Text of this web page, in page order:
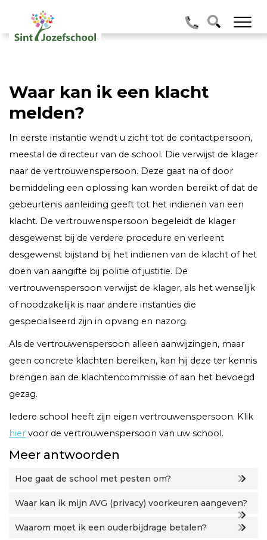
Waar kan ik een klacht
melden?
In eerste instantie wendt u zicht tot de contactpersoon,
meestal de directeur van de school. Die verwijst de klager
naar de vertrouwenspersoon. Deze gaat na of door
bemiddeling een oplossing kan worden bereikt of dat de
gebeurtenis aanleiding geeft tot het indienen van een
klacht. De vertrouwenspersoon begeleidt de klager
desgewenst bij de verdere procedure en verleent
desgewenst bijstand bij het indienen van de klacht of het
doen van aangifte bij politie of justitie. De
vertrouwenspersoon verwijst de klager, als het wenselijk
of noodzakelijk is naar andere instanties die
gespecialiseerd zijn in opvang en nazorg.
Als de vertrouwenspersoon alleen aanwijzingen, maar
geen concrete klachten bereiken, kan hij deze ter kennis
brengen aan de klachtencommissie of aan het bevoegd
gezag.
Iedere school heeft zijn eigen vertrouwenspersoon. Klik
hier voor de vertrouwenspersoon van uw school.
Meer antwoorden
Hoe gaat de school met pesten om?
Waar kan ik mijn AVG (privacy) voorkeuren aangeven?
Waarom moet ik een ouderbijdrage betalen?